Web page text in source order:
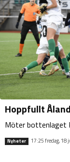
Hoppfullt
Möter bottenlaget
Nyheter 17:25 fredag, 18